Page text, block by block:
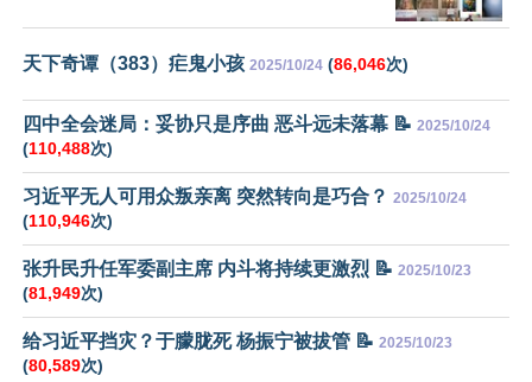
天下奇谭（383）疟鬼小孩 2025/10/24 (86,046次)
四中全会迷局：妥协只是序曲 恶斗远未落幕 📝 2025/10/24
(110,488次)
习近平无人可用众叛亲离 突然转向是巧合？ 2025/10/24
(110,946次)
张升民升任军委副主席 内斗将持续更激烈 📝 2025/10/23
(81,949次)
给习近平挡灾？于朦胧死 杨振宁被拔管 📝 2025/10/23
(80,589次)